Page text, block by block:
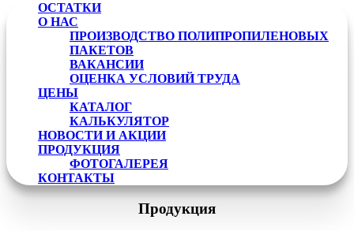
ОСТАТКИ
О НАС
ПРОИЗВОДСТВО ПОЛИПРОПИЛЕНОВЫХ
ПАКЕТОВ
ВАКАНСИИ
ОЦЕНКА УСЛОВИЙ ТРУДА
ЦЕНЫ
КАТАЛОГ
КАЛЬКУЛЯТОР
НОВОСТИ И АКЦИИ
ПРОДУКЦИЯ
ФОТОГАЛЕРЕЯ
КОНТАКТЫ
Продукция